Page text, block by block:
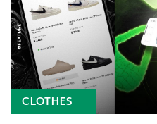
CLOTHES